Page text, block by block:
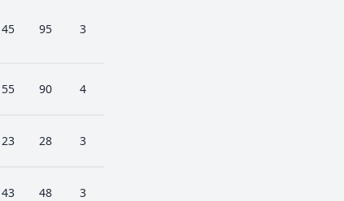
45 95 3
55 90 4
23 28 3
43 48 3